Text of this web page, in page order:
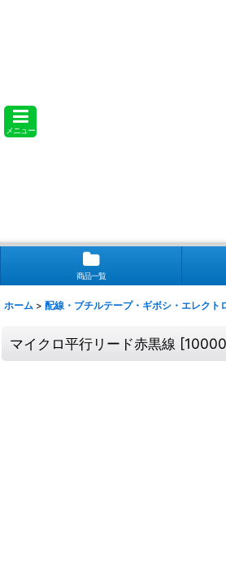
メニュー
商品一覧
ホーム > 配線・ブチルテープ・ギボシ・エレクト
マイクロ平行リード赤黒線 [